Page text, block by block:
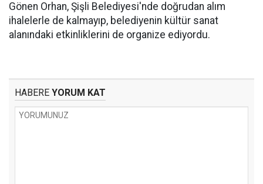
Gönen Orhan, Şişli Belediyesi'nde doğrudan alım
ihalelerle de kalmayıp, belediyenin kültür sanat
alanındaki etkinliklerini de organize ediyordu.
HABERE YORUM KAT